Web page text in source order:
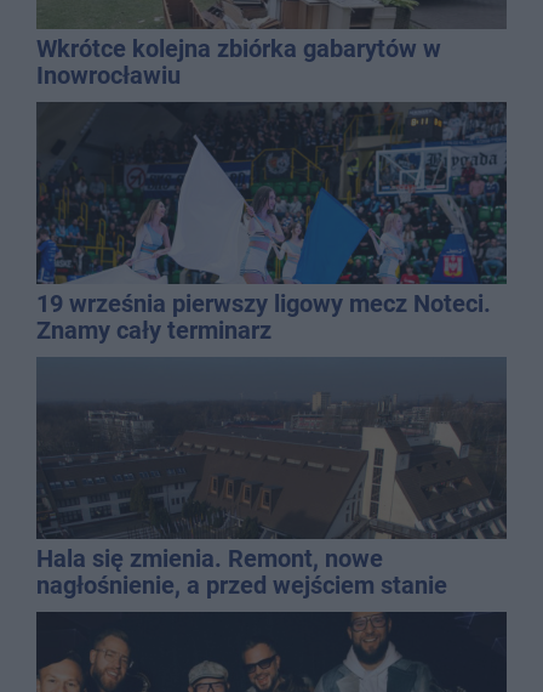
Wkrótce kolejna zbiórka gabarytów w
Inowrocławiu
19 września pierwszy ligowy mecz Noteci.
Znamy cały terminarz
Hala się zmienia. Remont, nowe
nagłośnienie, a przed wejściem stanie
QEMETICA ARENA